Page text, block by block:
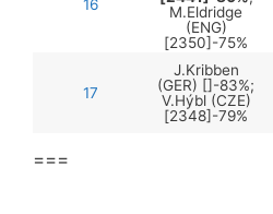
16
M.Eldridge
(ENG)
[2350]-75%
17
J.Kribben
(GER) []-83%;
V.Hýbl (CZE)
[2348]-79%
===